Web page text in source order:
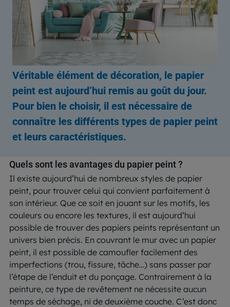
Véritable élément de décoration, le papier
peint est aujourd’hui remis au goût du jour.
Pour bien le choisir, il est nécessaire de
connaître les différents types de papier peint
et leurs caractéristiques.
Quels sont les avantages du papier peint ?
Il existe aujourd’hui de nombreux styles de papier
peint, pour trouver celui qui convient parfaitement à
son intérieur. Que ce soit en jouant sur les motifs, les
couleurs ou encore les textures, il est aujourd’hui
possible de trouver des papiers peints représentant un
univers bien précis. En couvrant le mur avec un papier
peint, il est possible de camoufler facilement des
imperfections (trou, fissure, tâche…) sans passer par
l’étape de l’enduit et du ponçage. Contrairement à la
peinture, ce type de revêtement ne nécessite aucun
temps de séchage, ni de deuxième couche. C’est donc